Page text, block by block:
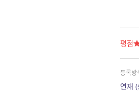
평점
등록방
연재